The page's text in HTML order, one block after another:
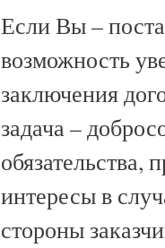
Если Вы –
возможность
заключения
задача –
обязательства,
интересы в
стороны